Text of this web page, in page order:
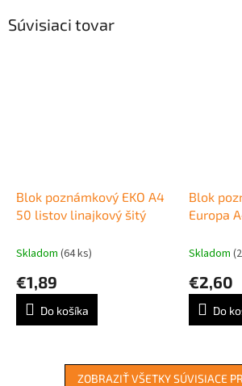
Súvisiaci tovar
Blok poznámkový EKO A4
50 listov linajkový šitý
Skladom (64 ks)
€1,89
Do košíka
Blok
Europa
Skladom
€2,60
Do
ZOBRAZIŤ VŠETKY SÚVISIACE